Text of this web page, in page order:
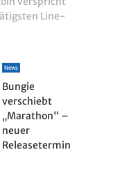
Line-
News
Bungie
verschiebt
„Marathon“ –
neuer
Releasetermin